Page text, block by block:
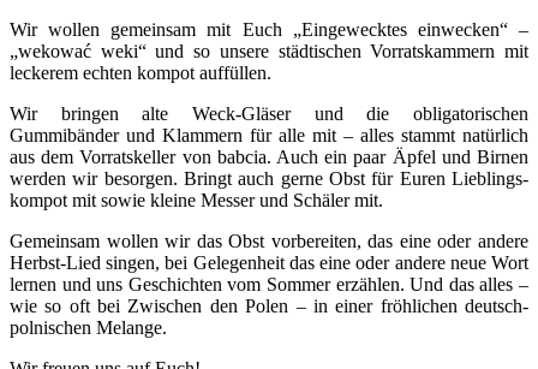
Wir wollen gemeinsam mit Euch „Eingewecktes einwecken“ –
„wekować weki“ und so unsere städtischen Vorratskammern mit
leckerem echten kompot auffüllen.
Wir bringen alte Weck-Gläser und die obligatorischen
Gummibänder und Klammern für alle mit – alles stammt natürlich
aus dem Vorratskeller von babcia. Auch ein paar Äpfel und Birnen
werden wir besorgen. Bringt auch gerne Obst für Euren Lieblings-
kompot mit sowie kleine Messer und Schäler mit.
Gemeinsam wollen wir das Obst vorbereiten, das eine oder andere
Herbst-Lied singen, bei Gelegenheit das eine oder andere neue Wort
lernen und uns Geschichten vom Sommer erzählen. Und das alles –
wie so oft bei Zwischen den Polen – in einer fröhlichen deutsch-
polnischen Melange.